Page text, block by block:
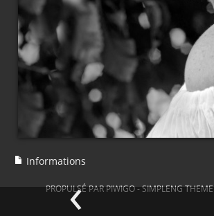
‹
Informations
PROPULSÉ PARPIWIGO-SIMPLENG THEME